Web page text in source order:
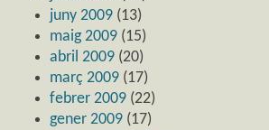
juny 2009 (13)
maig 2009 (15)
abril 2009 (20)
març 2009 (17)
febrer 2009 (22)
gener 2009 (17)